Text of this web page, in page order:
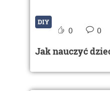
DIY
0 0
Jak nauczyć